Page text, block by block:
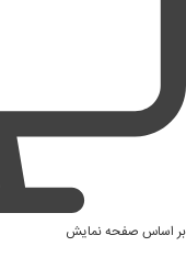
بر اساس صفحه نمایش